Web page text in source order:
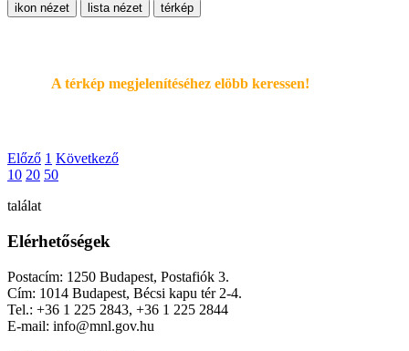
ikon nézet lista nézet térkép
A térkép megjelenítéséhez elöbb keressen!
Előző 1 Következő
10 20 50
találat
Elérhetőségek
Postacím: 1250 Budapest, Postafiók 3.
Cím: 1014 Budapest, Bécsi kapu tér 2-4.
Tel.: +36 1 225 2843, +36 1 225 2844
E-mail: info@mnl.gov.hu